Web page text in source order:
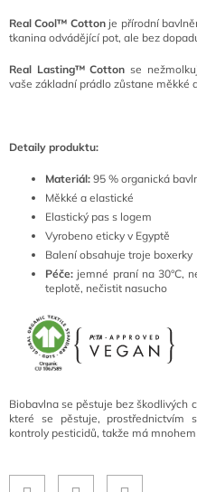
Real Cool™ Cottonje přírodní
tkanina odvádějící pot, ale bez
Real Lasting™ Cotton se
vaše základní prádlo zůstane měkké
Detaily produktu:
Materiál: 95 % organická
Měkké a elastické
Elastický pas s logem
Vyrobeno eticky v Egyptě
Balení obsahuje troje boxerky
Péče: jemné praní na 30°C,
teplotě, nečistit nasucho
Biobavlna se pěstuje bez škodlivých
které se pěstuje, prostřednictvím
kontroly pesticidů, takže má